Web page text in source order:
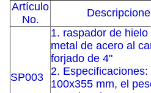
Artículo
No.
SP003
1. raspador de hielo
metal de acero al
forjado de 4"
2. Especificaciones:
100x355 mm, el